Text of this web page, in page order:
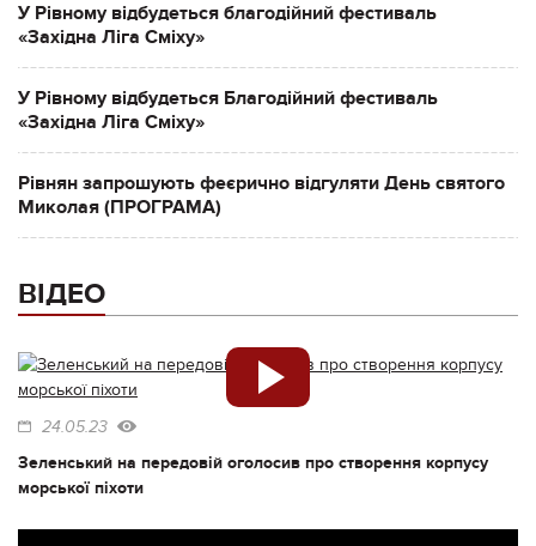
У Рівному відбудеться благодійний фестиваль
«Західна Ліга Сміху»
У Рівному відбудеться Благодійний фестиваль
«Західна Ліга Сміху»
Рівнян запрошують феєрично відгуляти День святого
Миколая (ПРОГРАМА)
ВІДЕО
24.05.23
Зеленський на передовій оголосив про створення корпусу
морської піхоти